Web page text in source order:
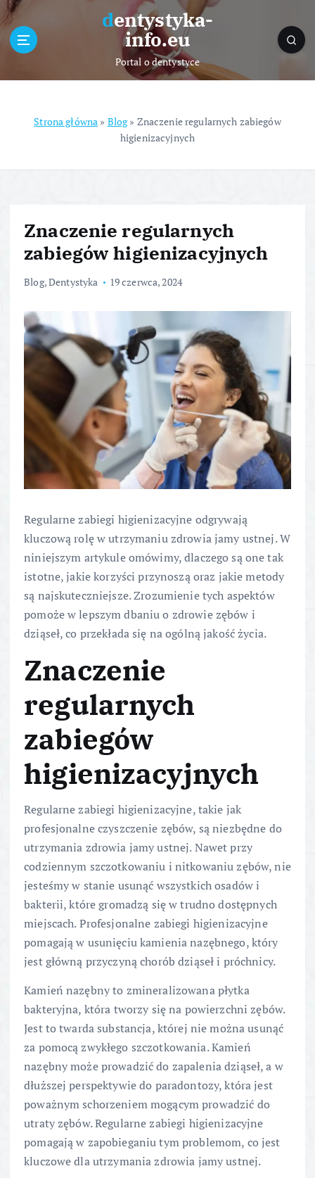
e
dentystyka-
info.eu
Portal o dentystyce
Strona główna » Blog» Znaczenie regularnych zabiegów
higienizacyjnych
Znaczenie regularnych
zabiegów higienizacyjnych
Blog,Dentystyka 19 czerwca, 2024
Regularne zabiegi higienizacyjne odgrywają
kluczową rolę w utrzymaniu zdrowia jamy ustnej. W
niniejszym artykule omówimy, dlaczego są one tak
istotne, jakie korzyści przynoszą oraz jakie metody
są najskuteczniejsze. Zrozumienie tych aspektów
pomoże w lepszym dbaniu o zdrowie zębów i
dziąseł, co przekłada się na ogólną jakość życia.
Znaczenie
regularnych
zabiegów
higienizacyjnych
Regularne zabiegi higienizacyjne, takie jak
profesjonalne czyszczenie zębów, są niezbędne do
utrzymania zdrowia jamy ustnej. Nawet przy
codziennym szczotkowaniu i nitkowaniu zębów, nie
jesteśmy w stanie usunąć wszystkich osadów i
bakterii, które gromadzą się w trudno dostępnych
miejscach. Profesjonalne zabiegi higienizacyjne
pomagają w usunięciu kamienia nazębnego, który
jest główną przyczyną chorób dziąseł i próchnicy.
Kamień nazębny to zmineralizowana płytka
bakteryjna, która tworzy się na powierzchni zębów.
Jest to twarda substancja, której nie można usunąć
za pomocą zwykłego szczotkowania. Kamień
nazębny może prowadzić do zapalenia dziąseł, a w
dłuższej perspektywie do paradontozy, która jest
poważnym schorzeniem mogącym prowadzić do
utraty zębów. Regularne zabiegi higienizacyjne
pomagają w zapobieganiu tym problemom, co jest
kluczowe dla utrzymania zdrowia jamy ustnej.